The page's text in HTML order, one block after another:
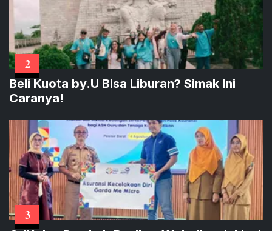
2
Beli Kuota by.U Bisa Liburan? Simak Ini
Caranya!
3